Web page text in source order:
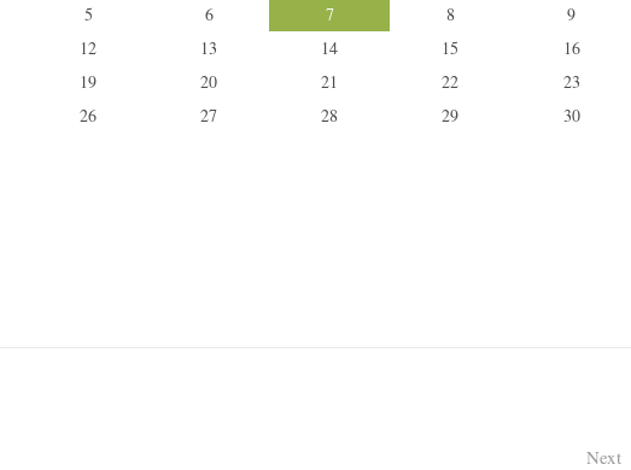
5 6 7 8
9
12 13 14 15
16
19 20 21 22
23
26 27 28 29
30
Next